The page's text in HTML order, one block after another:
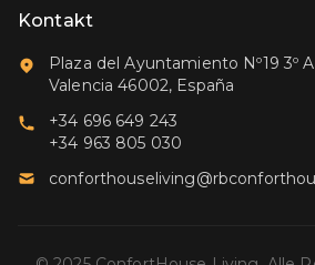
Kontakt
Plaza del Ayuntamiento Nº19 3º A
Valencia 46002, España
+34 696 649 243
+34 963 805 030